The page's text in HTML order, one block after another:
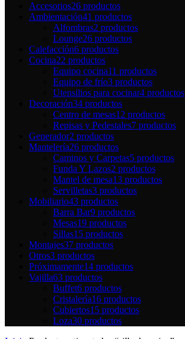
Accesorios26 productos
Ambientación41 productos
Alfombras2 productos
Lounge26 productos
Calefacción6 productos
Cocina22 productos
Equipo cocina11 productos
Equipo de frío3 productos
Utensilios para cocinar4 productos
Decoración34 productos
Centro de mesas12 productos
Repisas y Pedestales7 productos
Generador2 productos
Mantelería26 productos
Caminos y Carpetas5 productos
Funda Y Lazos2 productos
Mantel de mesa13 productos
Servilletas3 productos
Mobiliario43 productos
Barra Bar9 productos
Mesas19 productos
Sillas15 productos
Montajes37 productos
Otros3 productos
Próximamente14 productos
Vajilla63 productos
Buffet6 productos
Cristalería16 productos
Cubiertos15 productos
Loza30 productos